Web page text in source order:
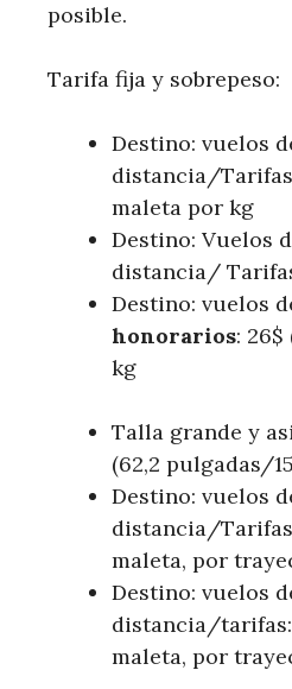
posible.
Tarifa fija y sobrepeso:
Destino: vuelos
distancia/
maleta por kg
Destino: Vuelos
distancia/
Destino: vuelos
honorarios:
kg
Talla grande y
(62,2 pulgadas/
Destino: vuelos
distancia/
maleta, por
Destino: vuelos
distancia/
maleta, por